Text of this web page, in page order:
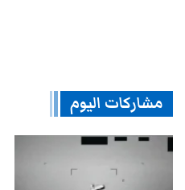
مشاركات اليوم